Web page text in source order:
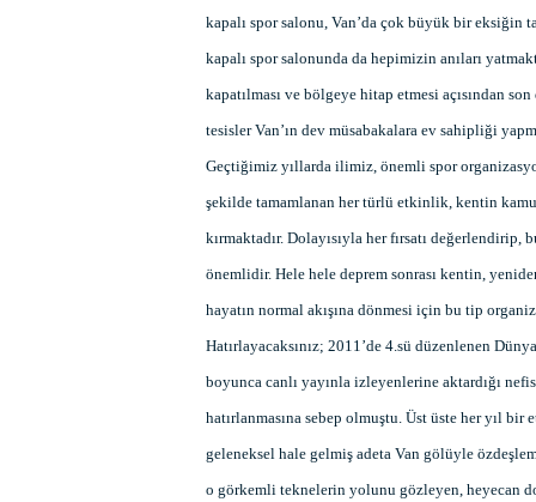
kapalı spor salonu, Van’da çok büyük bir eksiğin
kapalı spor salonunda da hepimizin anıları
kapatılması ve bölgeye hitap etmesi açısından
tesisler Van’ın dev müsabakalara ev sahipliği
Geçtiğimiz yıllarda ilimiz, önemli spor
şekilde tamamlanan her türlü etkinlik, kentin
kırmaktadır. Dolayısıyla her fırsatı
önemlidir. Hele hele deprem sonrası kentin,
hayatın normal akışına dönmesi için bu tip
Hatırlayacaksınız; 2011’de 4.sü düzenlenen
boyunca canlı yayınla izleyenlerine aktardığı
hatırlanmasına sebep olmuştu. Üst üste her yıl bir
geleneksel hale gelmiş adeta Van gölüyle
o görkemli teknelerin yolunu gözleyen, heyecan